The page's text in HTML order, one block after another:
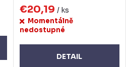
€20,19 / ks
Momentálně
nedostupné
DETAIL